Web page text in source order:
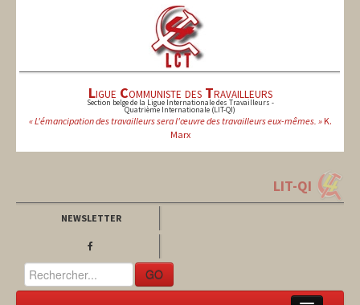
Ligue Communiste des Travailleurs
Section belge de la Ligue Internationale des Travailleurs -
Quatrième Internationale (LIT-QI)
« L'émancipation des travailleurs sera l'œuvre des travailleurs eux-mêmes. »K.
Marx
LIT-QI
NEWSLETTER
GO